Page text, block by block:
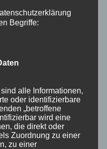
Begriffe:
alle Informationen,
oder identifizierbare
„betroffene
wird eine
die direkt oder
Zuordnung zu einer
zu einer